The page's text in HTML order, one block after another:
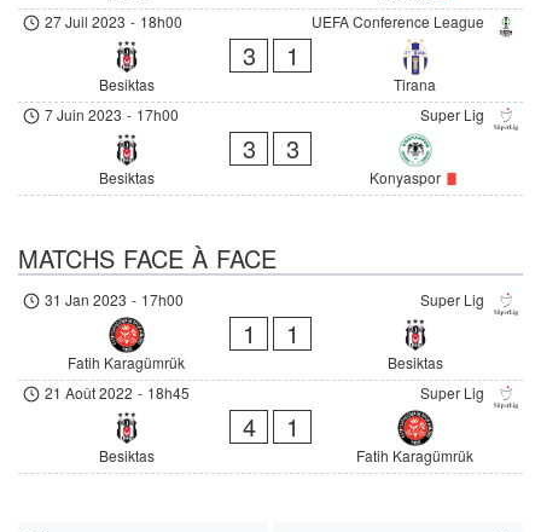
UEFA Conference League
27 Juil 2023 - 18h00
Besiktas
3 1
Tirana
Super Lig
7 Juin 2023 - 17h00
Besiktas
3 3
Konyaspor
MATCHS FACE À FACE
Super Lig
31 Jan 2023 - 17h00
Fatih Karagümrük
1 1
Besiktas
Super Lig
21 Août 2022 - 18h45
Besiktas
4 1
Fatih Karagümrük